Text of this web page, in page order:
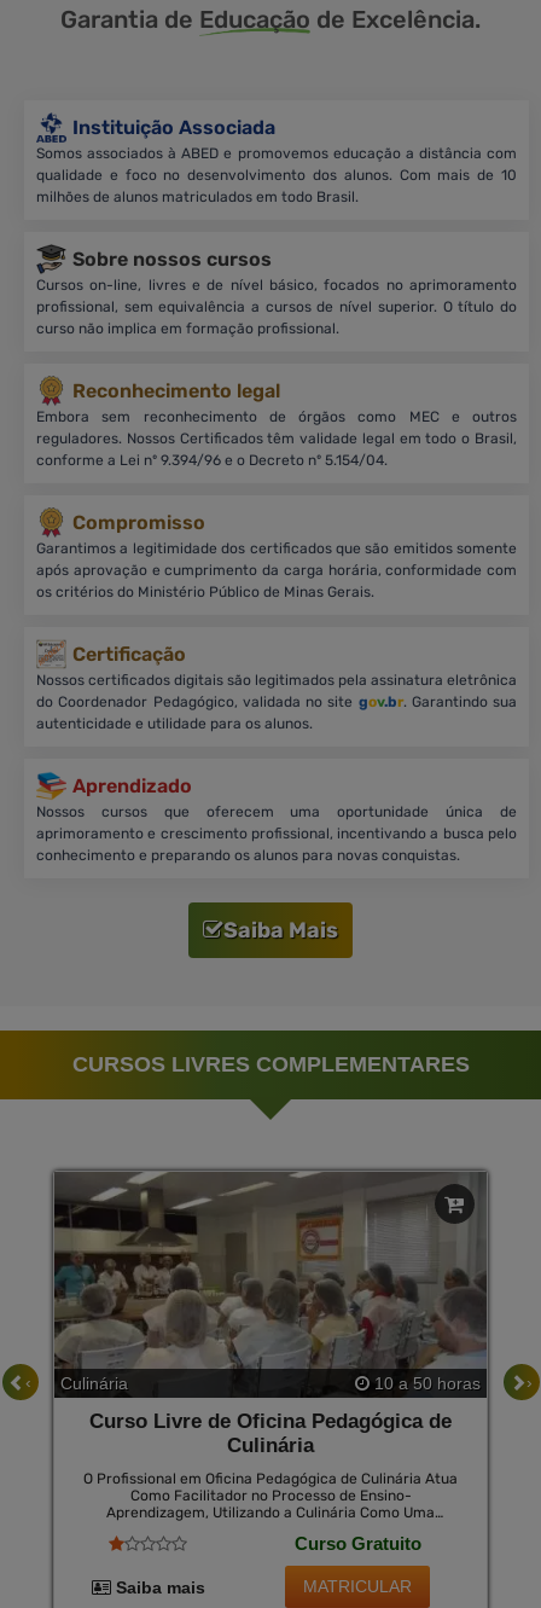
Garantia de Educação de Excelência.
Instituição Associada
Somos associados à ABED e promovemos educação a distância com
qualidade e foco no desenvolvimento dos alunos. Com mais de 10
milhões de alunos matriculados em todo Brasil.
Sobre nossos cursos
Cursos on-line, livres e de nível básico, focados no aprimoramento
profissional, sem equivalência a cursos de nível superior. O título do
curso não implica em formação profissional.
Reconhecimento legal
Embora sem reconhecimento de órgãos como MEC e outros
reguladores. Nossos Certificados têm validade legal em todo o Brasil,
conforme a Lei nº 9.394/96 e o Decreto nº 5.154/04.
Compromisso
Garantimos a legitimidade dos certificados que são emitidos somente
após aprovação e cumprimento da carga horária, conformidade com
os critérios do Ministério Público de Minas Gerais.
Certificação
Nossos certificados digitais são legitimados pela assinatura eletrônica
do Coordenador Pedagógico, validada no site gov.br. Garantindo sua
autenticidade e utilidade para os alunos.
Aprendizado
Nossos cursos que oferecem uma oportunidade única de
aprimoramento e crescimento profissional, incentivando a busca pelo
conhecimento e preparando os alunos para novas conquistas.
Saiba Mais
CURSOS LIVRES COMPLEMENTARES
Culinária 10 a 50 horas
Curso Livre de Oficina Pedagógica de
Culinária
O Profissional em Oficina Pedagógica de Culinária Atua
Como Facilitador no Processo de Ensino-
Aprendizagem, Utilizando a Culinária Como Uma
Práticas e Lúdicas, Ensinando os Alunos sobre
Alimentação Saudável, Higiene na Cozinha, Técnicas
Culinárias e Valorização dos Alimentos. Além Disso, Ele
Estimula a Criatividade, o Trabalho em Equipe e a
Curso Gratuito
Saiba mais MATRICULAR
‹ ›